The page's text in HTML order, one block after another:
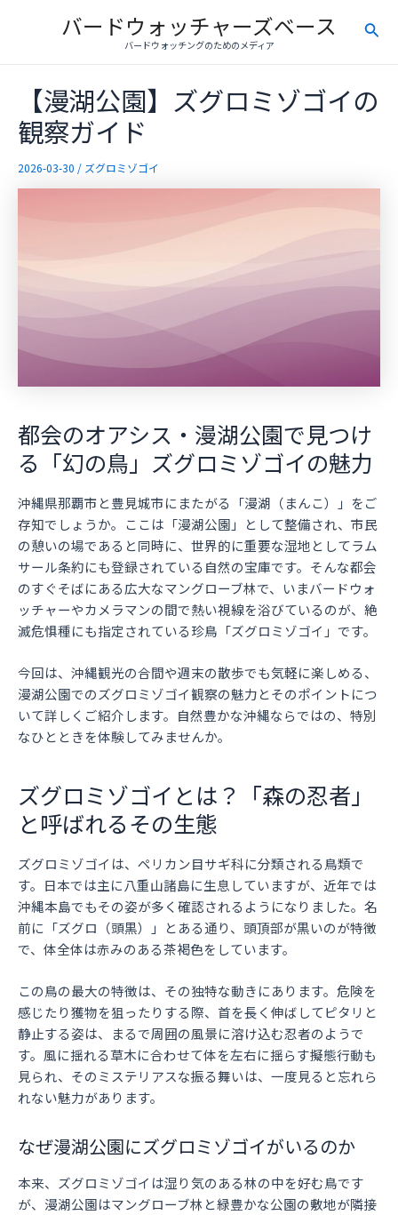
バードウォッチャーズベース
バードウォッチングのためのメディア
検
【漫湖公園】ズグロミゾゴイの
観察ガイド
2026-03-30 / ズグロミゾゴイ
都会のオアシス・漫湖公園で見つけ
る「幻の鳥」ズグロミゾゴイの魅力
沖縄県那覇市と豊見城市にまたがる「漫湖（まんこ）」をご
存知でしょうか。ここは「漫湖公園」として整備され、市民
の憩いの場であると同時に、世界的に重要な湿地としてラム
サール条約にも登録されている自然の宝庫です。そんな都会
のすぐそばにある広大なマングローブ林で、いまバードウォ
ッチャーやカメラマンの間で熱い視線を浴びているのが、絶
滅危惧種にも指定されている珍鳥「ズグロミゾゴイ」です。
今回は、沖縄観光の合間や週末の散歩でも気軽に楽しめる、
漫湖公園でのズグロミゾゴイ観察の魅力とそのポイントにつ
いて詳しくご紹介します。自然豊かな沖縄ならではの、特別
なひとときを体験してみませんか。
ズグロミゾゴイとは？「森の忍者」
と呼ばれるその生態
ズグロミゾゴイは、ペリカン目サギ科に分類される鳥類で
す。日本では主に八重山諸島に生息していますが、近年では
沖縄本島でもその姿が多く確認されるようになりました。名
前に「ズグロ（頭黒）」とある通り、頭頂部が黒いのが特徴
で、体全体は赤みのある茶褐色をしています。
この鳥の最大の特徴は、その独特な動きにあります。危険を
感じたり獲物を狙ったりする際、首を長く伸ばしてピタリと
静止する姿は、まるで周囲の風景に溶け込む忍者のようで
す。風に揺れる草木に合わせて体を左右に揺らす擬態行動も
見られ、そのミステリアスな振る舞いは、一度見ると忘れら
れない魅力があります。
なぜ漫湖公園にズグロミゾゴイがいるのか
本来、ズグロミゾゴイは湿り気のある林の中を好む鳥です
が、漫湖公園はマングローブ林と緑豊かな公園の敷地が隣接